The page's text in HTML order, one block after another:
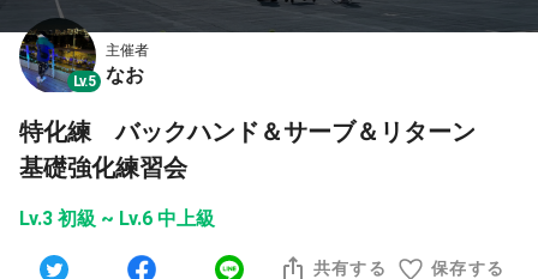
Lv.5
主催者
なお
特化練 バックハンド＆サーブ＆リターン
基礎強化練習会
Lv.3 初級 ~ Lv.6 中上級
共有する 保存する